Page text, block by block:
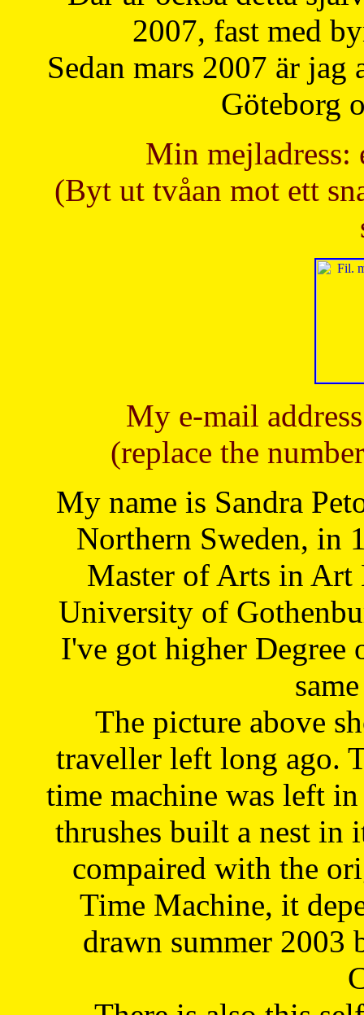
2007, fast med
Sedan mars 2007 är
Göteborg
Min mejladress:
(Byt ut tvåan mot ett
My e-mail
(replace the
My name is Sandra
Northern Sweden, in
Master of Arts in Art
University of
I've got higher Degree
The picture above
traveller left long ago.
time machine was left
thrushes built a nest in
compaired with the
Time Machine, it
drawn summer 2003